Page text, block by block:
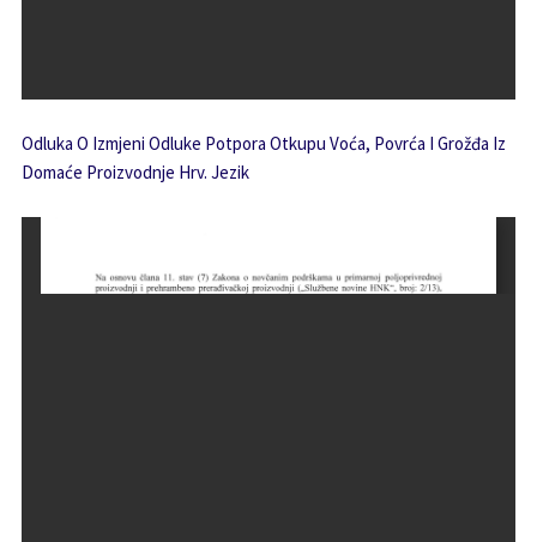
Odluka O Izmjeni Odluke Potpora Otkupu Voća, Povrća I Grožđa Iz
Domaće Proizvodnje Hrv. Jezik